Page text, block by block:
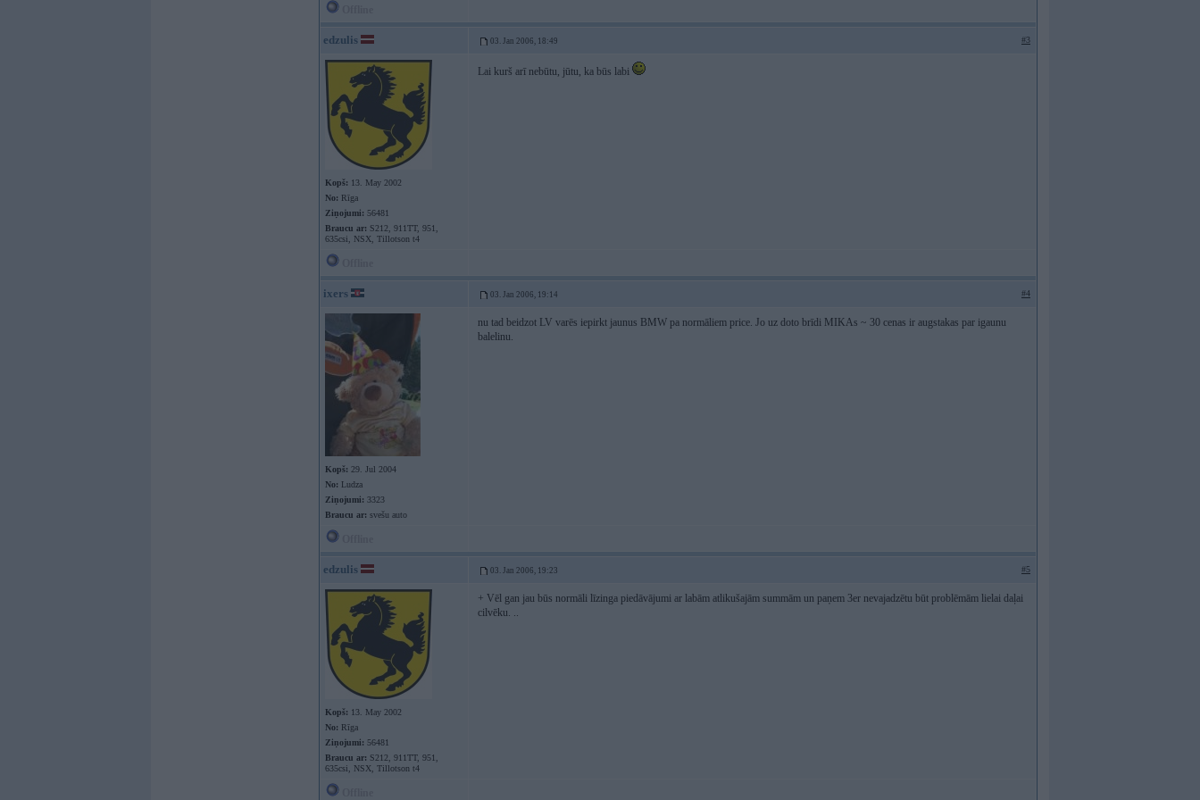
edzulis 03. Jan 2006, 18:49 #3
Kopš: 13. May 2002
No: Rīga
Ziņojumi: 56481
Braucu ar: S212, 911TT, 951,
635csi, NSX, Tillotson t4
Lai kurš arī nebūtu, jūtu, ka būs labi
ixers 03. Jan 2006, 19:14 #4
Kopš: 29. Jul 2004
No: Ludza
Ziņojumi: 3323
Braucu ar: svešu auto
nu tad beidzot LV varēs iepirkt jaunus BMW pa normāliem price. Jo uz doto brīdi MIKAs ~ 30 cenas ir augstakas par igaunu
balelinu.
edzulis 03. Jan 2006, 19:23 #5
Kopš: 13. May 2002
No: Rīga
Ziņojumi: 56481
Braucu ar: S212, 911TT, 951,
635csi, NSX, Tillotson t4
+ Vēl gan jau būs normāli līzinga piedāvājumi ar labām atlikušajām summām un paņem 3er nevajadzētu būt problēmām lielai daļai
cilvēku. ..